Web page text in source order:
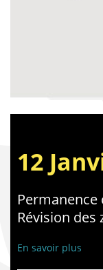
12
Révision
En savoir plus